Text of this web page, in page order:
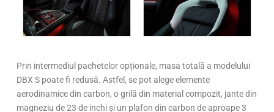
Prin intermediul pachetelor opționale, masa totală a modelului
DBX S poate fi redusă. Astfel, se pot alege elemente
aerodinamice din carbon, o grilă din material compozit, jante din
magneziu de 23 de inchi și un plafon din carbon de aproape 3